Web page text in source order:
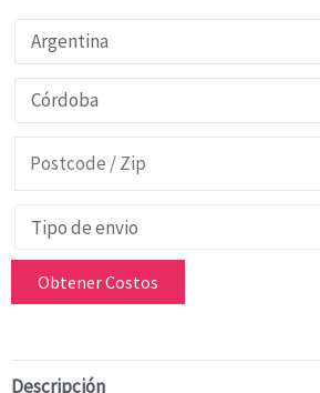
Obtener Costos
Descripción